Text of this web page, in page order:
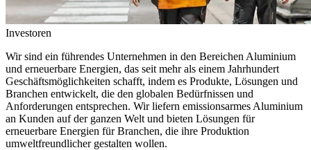
Investoren
Wir sind ein führendes Unternehmen in den Bereichen Aluminium
und erneuerbare Energien, das seit mehr als einem Jahrhundert
Geschäftsmöglichkeiten schafft, indem es Produkte, Lösungen und
Branchen entwickelt, die den globalen Bedürfnissen und
Anforderungen entsprechen. Wir liefern emissionsarmes Aluminium
an Kunden auf der ganzen Welt und bieten Lösungen für
erneuerbare Energien für Branchen, die ihre Produktion
umweltfreundlicher gestalten wollen.